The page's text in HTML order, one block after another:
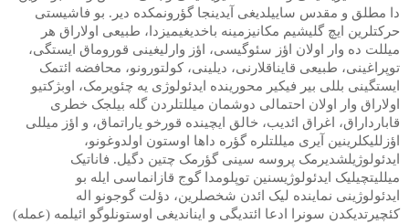
دا مطلق و مقدس ساییلدیغی آیدینجا گؤرونمکده دیر. بو فاشیستی
حرکتلرین ایچ گلیشیم مکانیزمینه باخدیغیمیزدا، طبیعی اولاراق هر
میللت ده وار اولان اؤز سئوگیسی، اؤز وارلیغینی قوروماق ایستگی،
توپراغینی، طبیعی قایناقلارنی، دیلینی، کولتورونو، محافضه ائتمک
ایستگینی بللی بیر فیکیر محورینده ایدئولوژی یه چئویرمک، اوبژکتیو
اولاراق وار اولان احتمالی دوشمان میللتلردن گله بیلجک خطری
قابارداراق، اغراق ائدیب، خالق ایچینده قورخو یاراتماق، و اؤز میللی
اؤزللیکلرینین آیری میللتلره گؤره داها اوستون اولدوغونو،
ایدئولوژیلشدیرمک پروسه سینی گؤرمک چتین دگیل. فاناتیک
میللیتچیلیک ایدئولوژیسنین توپلومدا گوج قازانماسی ایله بو
ایدئولوژینی نماینده لیک ائدن شخصلرین، دؤلت گوجونو اله
کئچیرتدیکدن سونرا ادعا ائتدیگی و ایناندیغی اوستونلوگو ائیلمه (عمله)